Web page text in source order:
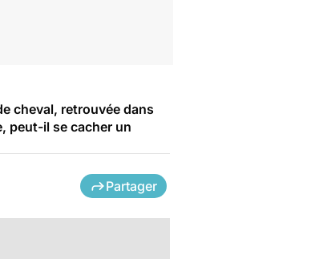
cheval, retrouvée dans
peut-il se cacher un
Partager